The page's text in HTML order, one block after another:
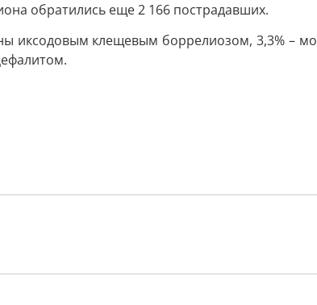
обратились еще 2 166 пострадавших.
клещевым боррелиозом, 3,3% –